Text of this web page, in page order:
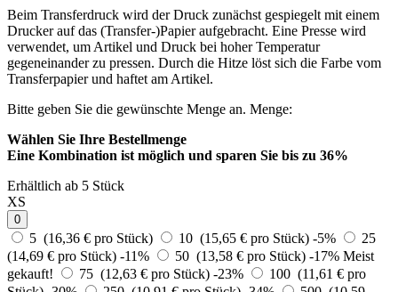
Beim Transferdruck wird der Druck zunächst gespiegelt mit einem
Drucker auf das (Transfer-)Papier aufgebracht. Eine Presse wird
verwendet, um Artikel und Druck bei hoher Temperatur
gegeneinander zu pressen. Durch die Hitze löst sich die Farbe vom
Transferpapier und haftet am Artikel.
Bitte geben Sie die gewünschte Menge an. Menge:
Wählen Sie Ihre Bestellmenge
Eine Kombination ist möglich und sparen Sie bis zu 36%
Erhältlich ab 5 Stück
XS
0
5 (16,36 € pro Stück) 10 (15,65 € pro Stück) -5%
25
(14,69 € pro Stück) -11% 50 (13,58 € pro Stück) -17% Meist
gekauft!
75 (12,63 € pro Stück) -23%
100 (11,61 € pro